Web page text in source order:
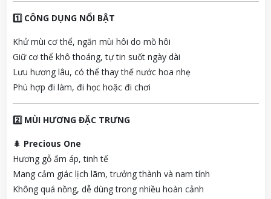
1️⃣ CÔNG DỤNG NỔI BẬT
Khử mùi cơ thể, ngăn mùi hôi do mồ hôi
Giữ cơ thể khô thoáng, tự tin suốt ngày dài
Lưu hương lâu, có thể thay thế nước hoa nhẹ
Phù hợp đi làm, đi học hoặc đi chơi
2️⃣ MÙI HƯƠNG ĐẶC TRƯNG
🌲 Precious One
Hương gỗ ấm áp, tinh tế
Mang cảm giác lịch lãm, trưởng thành và nam tính
Không quá nồng, dễ dùng trong nhiều hoàn cảnh